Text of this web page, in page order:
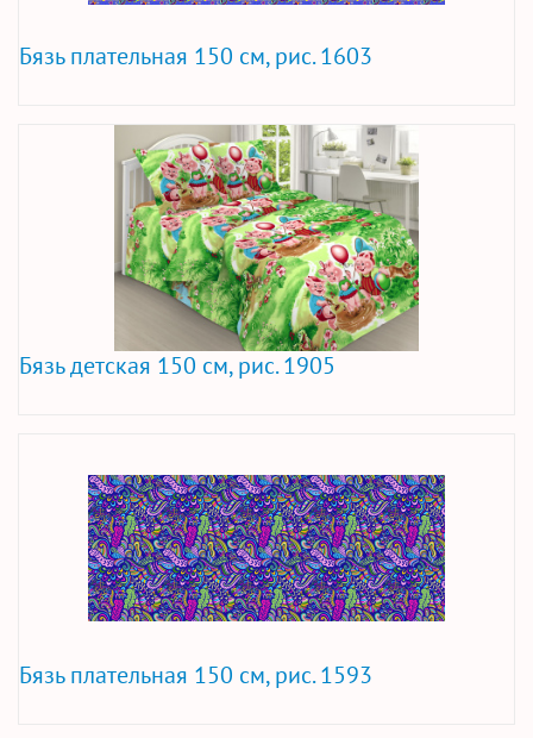
Бязь плательная 150 см, рис. 1603
Бязь детская 150 см, рис. 1905
Бязь плательная 150 см, рис. 1593